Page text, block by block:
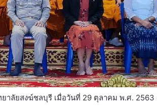
าลัยสงฆ์ชลบุรี เมื่อวันที่ 29 ตุลาคม พ.ศ.